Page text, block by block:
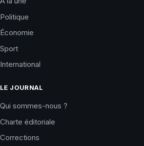
Politique
Économie
Sport
International
LE JOURNAL
Qui sommes-nous ?
Charte éditoriale
Corrections